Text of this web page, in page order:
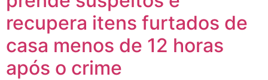
recupera itens furtados de
casa menos de 12 horas
após o crime